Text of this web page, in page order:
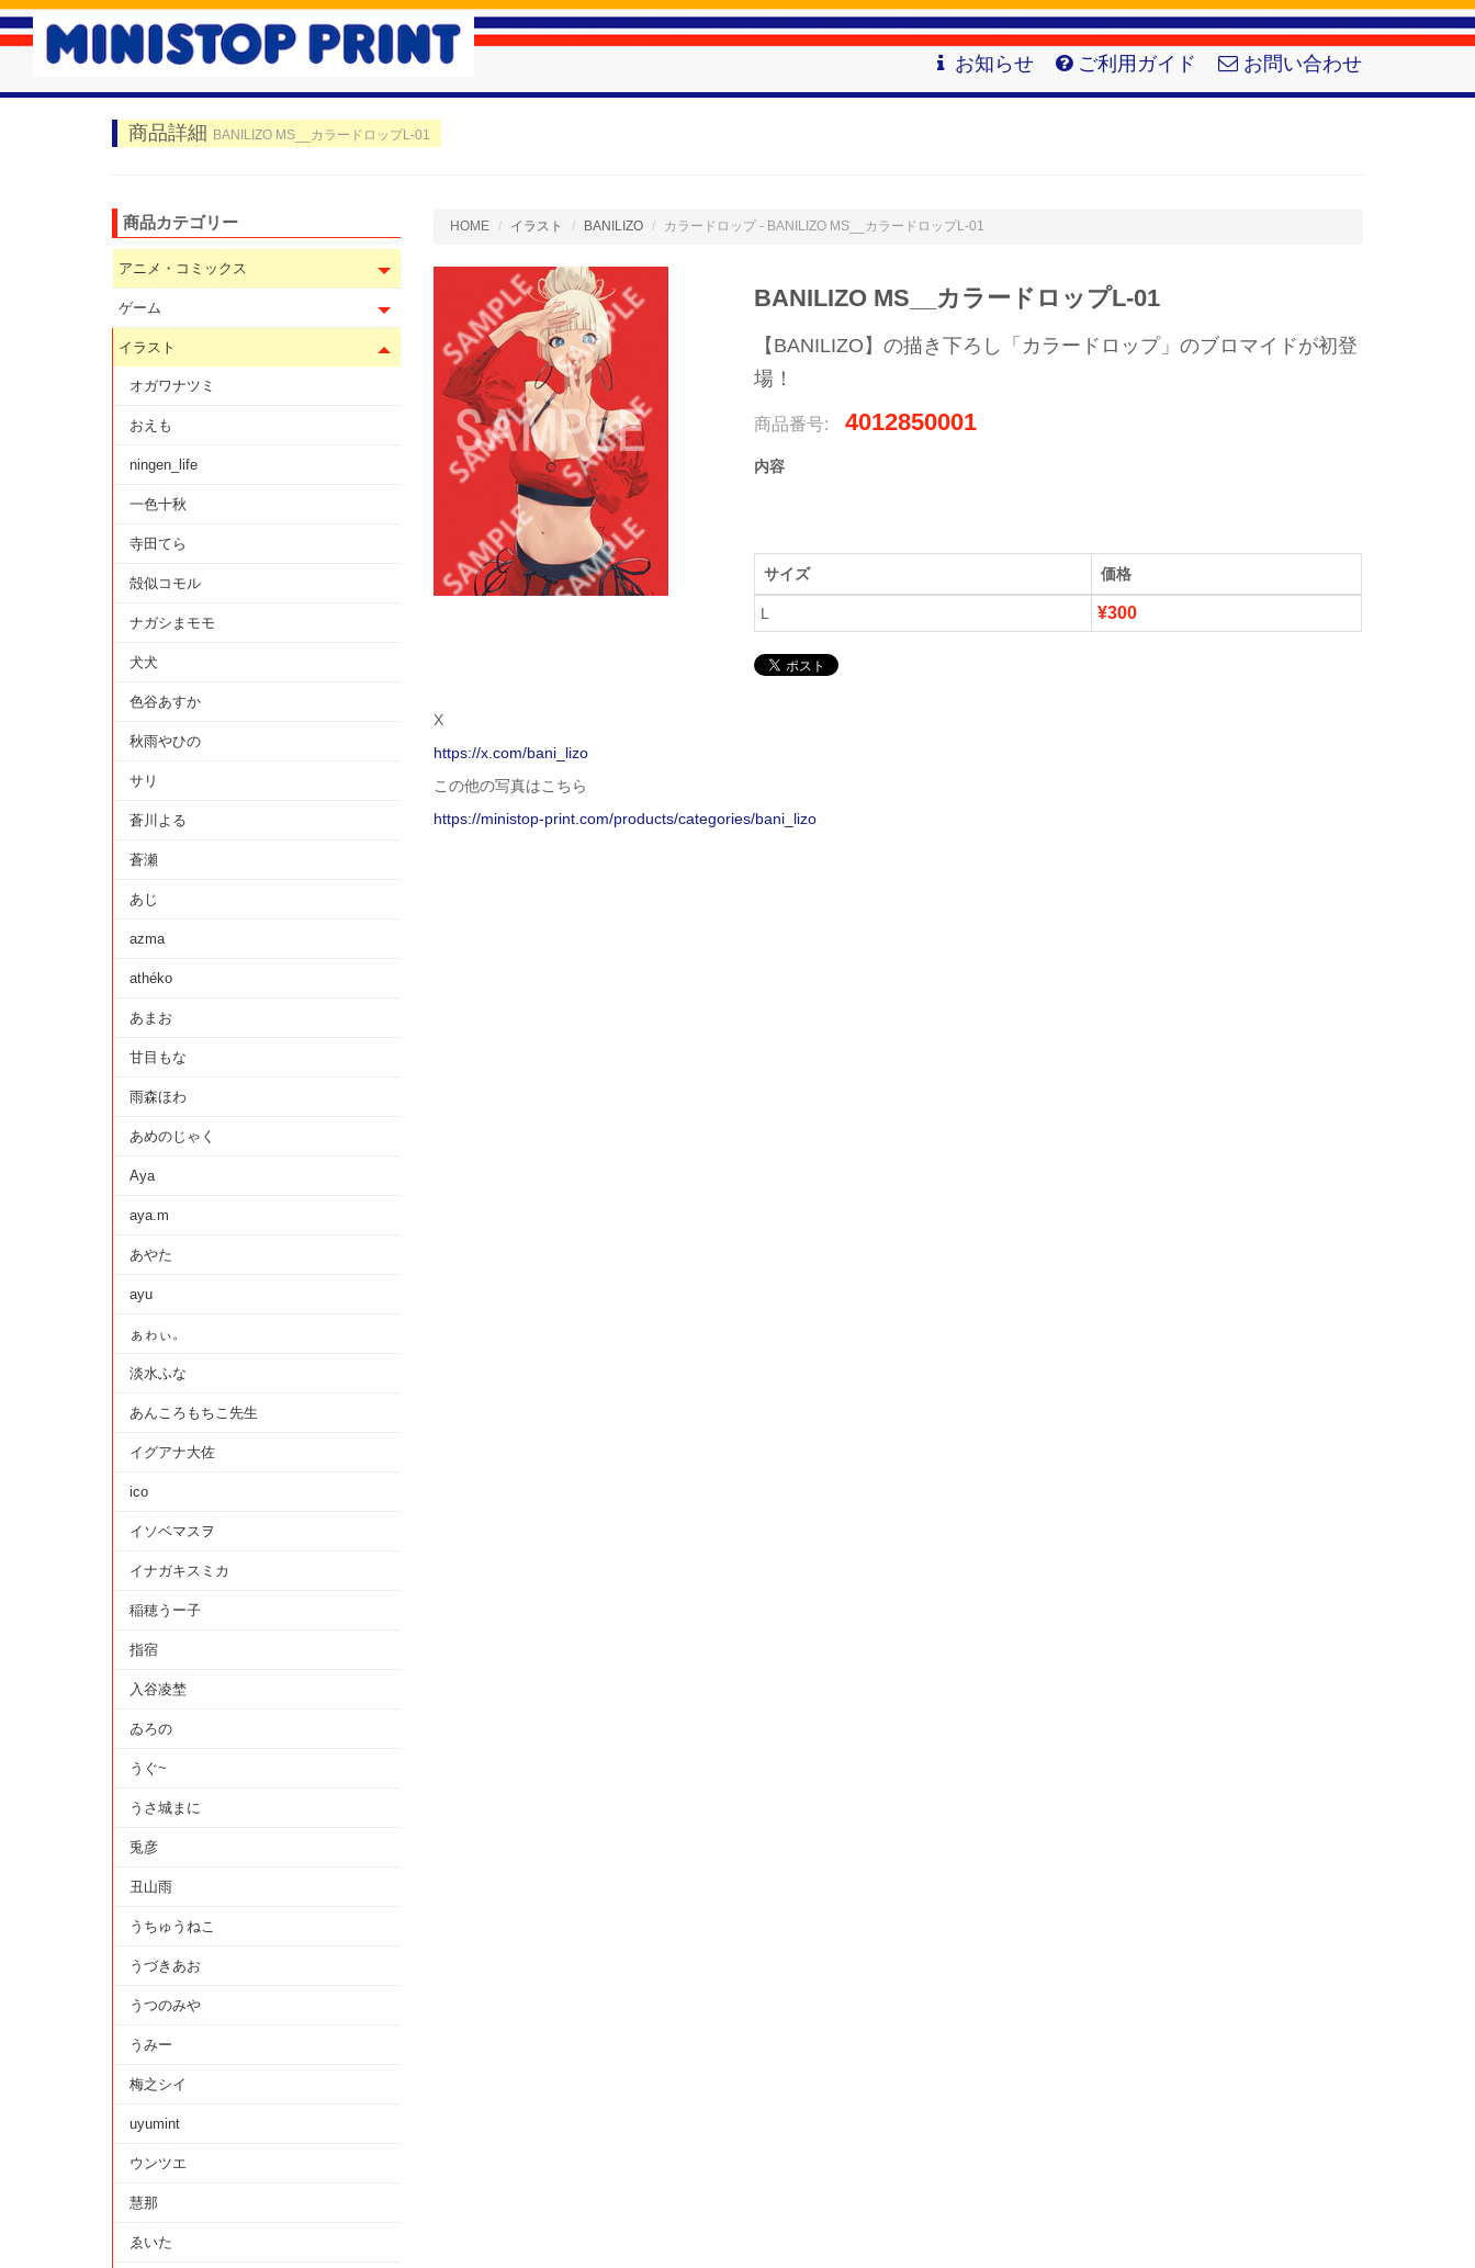
お知らせ ご利用ガイド お問い合わせ
商品詳細 BANILIZO MS__カラードロップL-01
HOME イラスト BANILIZO カラードロップ - BANILIZO MS__カラードロップL-01
BANILIZO MS__カラードロップL-01
【BANILIZO】の描き下ろし「カラードロップ」のブロマイドが初登
場！
商品番号: 4012850001
内容
サイズ 価格
L ¥300
X
https://x.com/bani_lizo
この他の写真はこちら
https://ministop-print.com/products/categories/bani_lizo
商品カテゴリー
アニメ・コミックス
ゲーム
イラスト
オガワナツミ
おえも
ningen_life
一色十秋
寺田てら
殻似コモル
ナガシまモモ
犬犬
色谷あすか
秋雨やひの
サリ
蒼川よる
蒼瀬
あじ
azma
athéko
あまお
甘目もな
雨森ほわ
あめのじゃく
Aya
aya.m
あやた
ayu
ぁゎぃ。
淡水ふな
あんころもちこ先生
イグアナ大佐
ico
イソベマスヲ
イナガキスミカ
稲穂うー子
指宿
入谷凌埜
ゐろの
うぐ~
うさ城まに
兎彦
丑山雨
うちゅうねこ
うづきあお
うつのみや
うみー
梅之シイ
uyumint
ウンツエ
慧那
ゑいた